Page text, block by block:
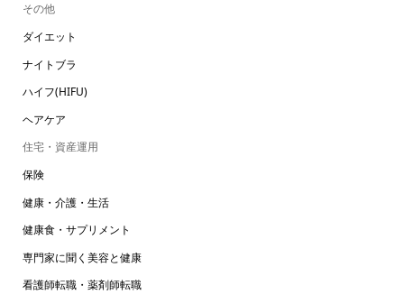
その他
ダイエット
ナイトブラ
ハイフ(HIFU)
ヘアケア
住宅・資産運用
保険
健康・介護・生活
健康食・サプリメント
専門家に聞く美容と健康
看護師転職・薬剤師転職